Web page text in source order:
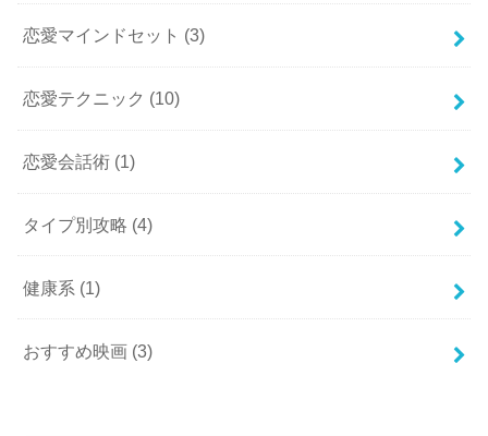
恋愛マインドセット (3)
恋愛テクニック (10)
恋愛会話術 (1)
タイプ別攻略 (4)
健康系 (1)
おすすめ映画 (3)